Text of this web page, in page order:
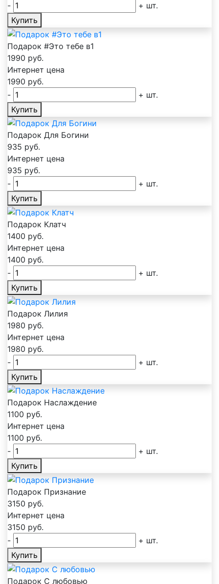
-
+ шт.
Купить
Подарок #Это тебе в1
1990 руб.
Интернет цена
1990 руб.
-
+ шт.
Купить
Подарок Для Богини
935 руб.
Интернет цена
935 руб.
-
+ шт.
Купить
Подарок Клатч
1400 руб.
Интернет цена
1400 руб.
-
+ шт.
Купить
Подарок Лилия
1980 руб.
Интернет цена
1980 руб.
-
+ шт.
Купить
Подарок Наслаждение
1100 руб.
Интернет цена
1100 руб.
-
+ шт.
Купить
Подарок Признание
3150 руб.
Интернет цена
3150 руб.
-
+ шт.
Купить
Подарок С любовью